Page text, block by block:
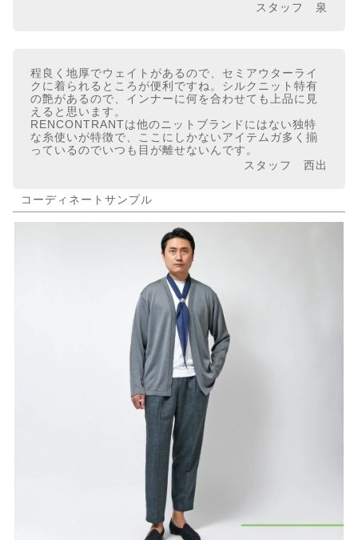
スタッフ 泉
程良く地厚でウェイトがあるので、セミアウターライ
クに着られるところが便利ですね。シルクニット特有
の艶があるので、インナーに何を合わせても上品に見
えると思います。
RENCONTRANTは他のニットブランドにはない独特
な糸使いが特徴で、ここにしかないアイテムガ多く揃
っているのでいつも目が離せないんです。
スタッフ 西出
コーディネートサンプル